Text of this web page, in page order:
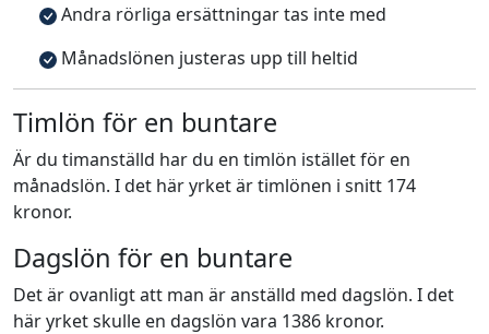
Andra rörliga ersättningar tas inte med
Månadslönen justeras upp till heltid
Timlön för en buntare
Är du timanställd har du en timlön istället för en
månadslön. I det här yrket är timlönen i snitt 174
kronor.
Dagslön för en buntare
Det är ovanligt att man är anställd med dagslön. I det
här yrket skulle en dagslön vara 1386 kronor.